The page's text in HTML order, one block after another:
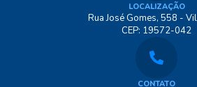
LOCALIZAÇÃO
Rua José Gomes, 558 -
CEP: 19572-042
CONTATO